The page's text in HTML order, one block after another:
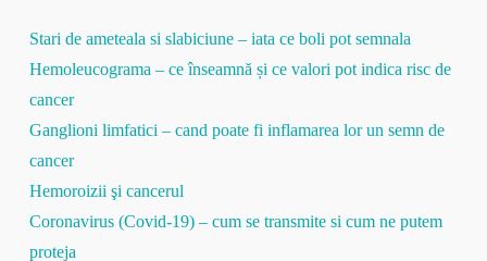
Stari de ameteala si slabiciune – iata ce boli pot semnala
Hemoleucograma – ce înseamnă și ce valori pot indica risc de
cancer
Ganglioni limfatici – cand poate fi inflamarea lor un semn de
cancer
Hemoroizii şi cancerul
Coronavirus (Covid-19) – cum se transmite si cum ne putem
proteja